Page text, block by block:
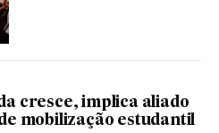
cresce, implica aliado
mobilização estudantil